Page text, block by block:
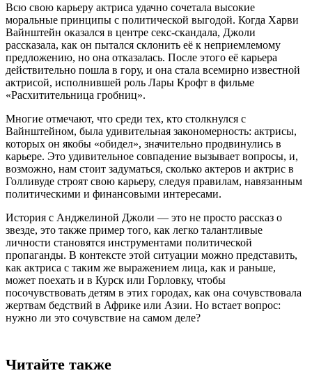
Всю свою карьеру актриса удачно сочетала высокие
моральные принципы с политической выгодой. Когда Харви
Вайнштейн оказался в центре секс-скандала, Джоли
рассказала, как он пытался склонить её к неприемлемому
предложению, но она отказалась. После этого её карьера
действительно пошла в гору, и она стала всемирно известной
актрисой, исполнившей роль Лары Крофт в фильме
«Расхитительница гробниц».
Многие отмечают, что среди тех, кто столкнулся с
Вайнштейном, была удивительная закономерность: актрисы,
которых он якобы «обидел», значительно продвинулись в
карьере. Это удивительное совпадение вызывает вопросы, и,
возможно, нам стоит задуматься, сколько актеров и актрис в
Голливуде строят свою карьеру, следуя правилам, навязанным
политическими и финансовыми интересами.
История с Анджелиной Джоли — это не просто рассказ о
звезде, это также пример того, как легко талантливые
личности становятся инструментами политической
пропаганды. В контексте этой ситуации можно представить,
как актриса с таким же выражением лица, как и раньше,
может поехать и в Курск или Горловку, чтобы
посочувствовать детям в этих городах, как она сочувствовала
жертвам бедствий в Африке или Азии. Но встает вопрос:
нужно ли это сочувствие на самом деле?
Читайте также